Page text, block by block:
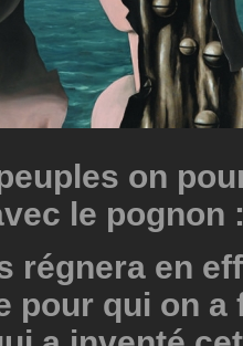
on
le pognon
régnera en
pour qui on a